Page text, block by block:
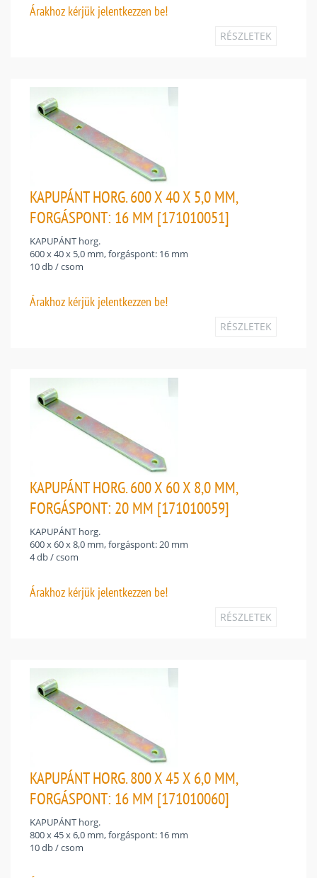
Árakhoz kérjük jelentkezzen be!
RÉSZLETEK
KAPUPÁNT HORG. 600 X 40 X 5,0 MM,
FORGÁSPONT: 16 MM [171010051]
KAPUPÁNT horg.
600 x 40 x 5,0 mm, forgáspont: 16 mm
10 db / csom
Árakhoz kérjük jelentkezzen be!
RÉSZLETEK
KAPUPÁNT HORG. 600 X 60 X 8,0 MM,
FORGÁSPONT: 20 MM [171010059]
KAPUPÁNT horg.
600 x 60 x 8,0 mm, forgáspont: 20 mm
4 db / csom
Árakhoz kérjük jelentkezzen be!
RÉSZLETEK
KAPUPÁNT HORG. 800 X 45 X 6,0 MM,
FORGÁSPONT: 16 MM [171010060]
KAPUPÁNT horg.
800 x 45 x 6,0 mm, forgáspont: 16 mm
10 db / csom